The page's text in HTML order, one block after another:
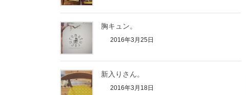
胸キュン。
2016年3月25日
新入りさん。
2016年3月18日